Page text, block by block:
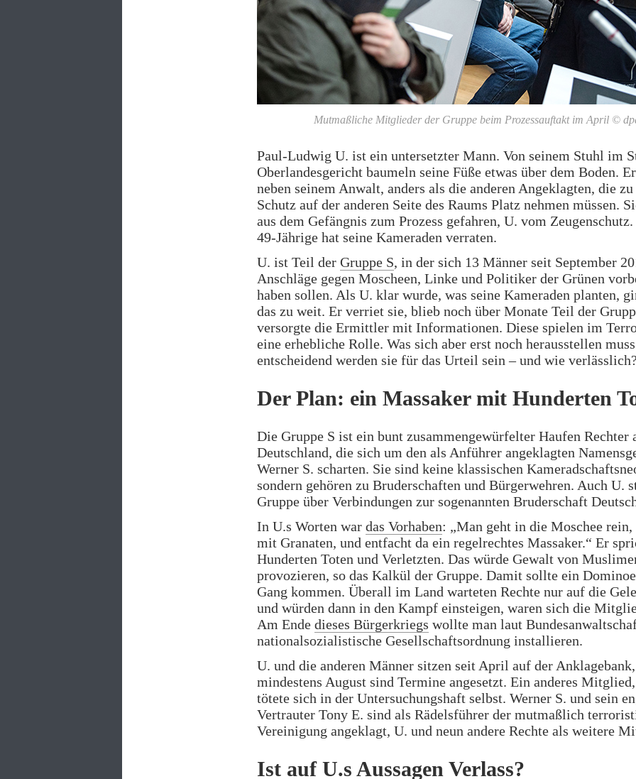
Mutmaßliche Mitglieder der Gruppe beim Prozessauftakt im April ©
Paul-Ludwig U. ist ein untersetzter Mann. Von seinem Stuhl im
Oberlandesgericht baumeln seine Füße etwas über dem Boden.
neben seinem Anwalt, anders als die anderen Angeklagten, die
Schutz auf der anderen Seite des Raums Platz nehmen müssen.
aus dem Gefängnis zum Prozess gefahren, U. vom
49-Jährige hat seine Kameraden verraten.
U. ist Teil der Gruppe S, in der sich 13 Männer seit September
Anschläge gegen Moscheen, Linke und Politiker der Grünen
haben sollen. Als U. klar wurde, was seine Kameraden planten,
das zu weit. Er verriet sie, blieb noch über Monate Teil der
versorgte die Ermittler mit Informationen. Diese spielen im
eine erhebliche Rolle. Was sich aber erst noch herausstellen
entscheidend werden sie für das Urteil sein – und wie
Der Plan: ein Massaker mit Hunderten
Die Gruppe S ist ein bunt zusammengewürfelter Haufen Rechter
Deutschland, die sich um den als Anführer angeklagten
Werner S. scharten. Sie sind keine klassischen
sondern gehören zu Bruderschaften und Bürgerwehren. Auch U.
Gruppe über Verbindungen zur sogenannten Bruderschaft
In U.s Worten war das Vorhaben: „Man geht in die Moschee
mit Granaten, und entfacht da ein regelrechtes Massaker.“ Er
Hunderten Toten und Verletzten. Das würde Gewalt von
provozieren, so das Kalkül der Gruppe. Damit sollte ein
Gang kommen. Überall im Land warteten Rechte nur auf die
und würden dann in den Kampf einsteigen, waren sich die
Am Ende dieses Bürgerkriegs wollte man laut
nationalsozialistische Gesellschaftsordnung installieren.
U. und die anderen Männer sitzen seit April auf der
mindestens August sind Termine angesetzt. Ein anderes
tötete sich in der Untersuchungshaft selbst. Werner S. und sein
Vertrauter Tony E. sind als Rädelsführer der mutmaßlich
Vereinigung angeklagt, U. und neun andere Rechte als weitere
Ist auf U.s Aussagen Verlass?